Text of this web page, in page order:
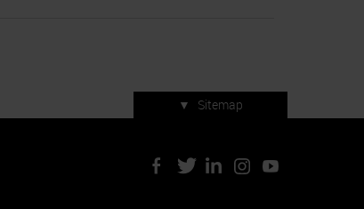
▼ Sitemap
Servizi di manifestazione